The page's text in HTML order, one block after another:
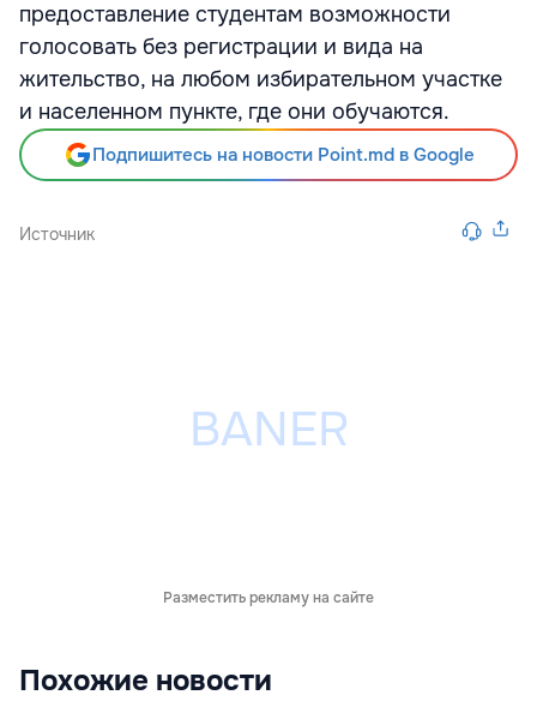
предоставление студентам возможности
голосовать без регистрации и вида на
жительство, на любом избирательном участке
и населенном пункте, где они обучаются.
Подпишитесь на новости Point.md в Google
Источник
Разместить рекламу на сайте
Похожие новости